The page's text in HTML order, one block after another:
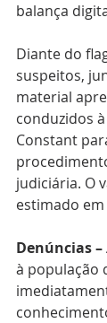
balança
Diante do
suspeitos,
material
conduzidos
Constant
judiciária. O
estimado em
Denúncias –
à população